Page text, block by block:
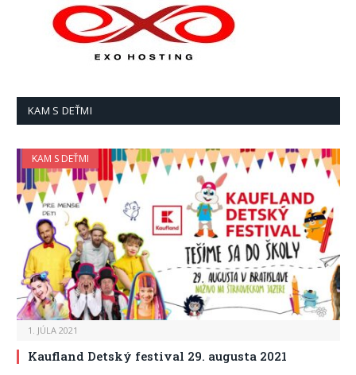
KAM S DEŤMI
KAM S DEŤMI
1. JÚLA 2021
Kaufland Detský festival 29. augusta 2021